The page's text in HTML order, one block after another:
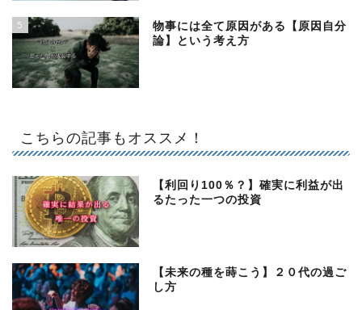
5
物事には全て原因がある【原因自分
論】という考え方
こちらの記事もオススメ！
【利回り100％？】確実に利益が出
るたった一つの投資
【未来の種を蒔こう】２０代の過ご
し方